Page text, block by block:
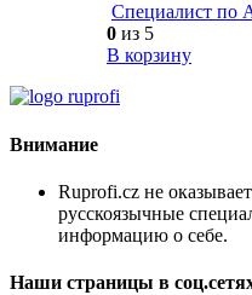
Cпециалист по
0 из 5
В корзину
Внимание
Ruprofi.cz не
русскоязычные
информацию о себе.
Наши страницы в